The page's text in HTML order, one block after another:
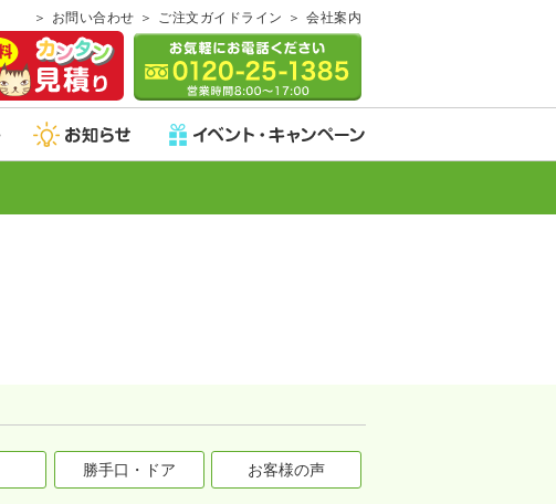
お問い合わせ ご注文ガイドライン 会社案内
勝手口・ドア お客様の声